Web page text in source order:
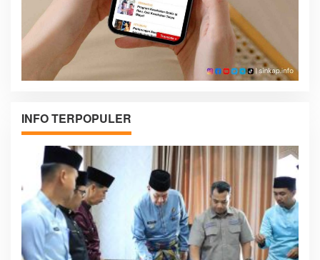
INFO TERPOPULER